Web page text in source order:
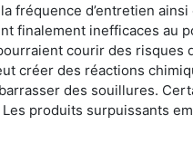
fréquence d’entretien
finalement inefficaces au
courir des risques
créer des réactions
des souillures.
produits surpuissants